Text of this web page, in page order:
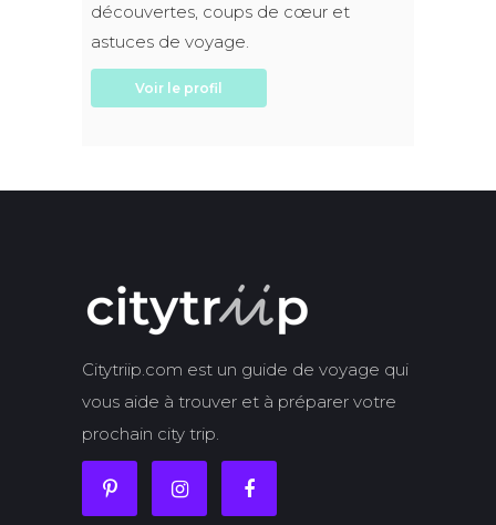
découvertes, coups de cœur et
astuces de voyage.
Voir le profil
Citytriip.com est un guide de voyage qui
vous aide à trouver et à préparer votre
prochain city trip.